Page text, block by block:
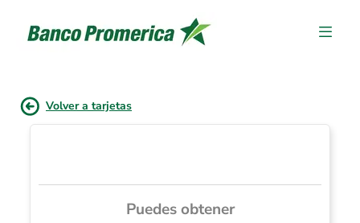
Volver a tarjetas
Puedes obtener